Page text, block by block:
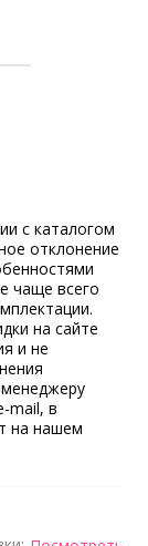
с каталогом
отклонение
чаще всего
на сайте
и не
mail, в
на нашем